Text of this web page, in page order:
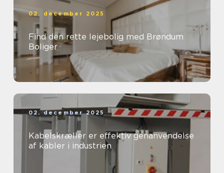
02. december 2025
Find den rette lejebolig med Brøndum
Boliger
02. december 2025
Kabelskræller er effektiv genanvendelse
af kabler i industrien